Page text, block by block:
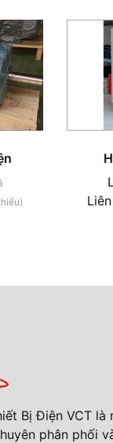
Bị Điện VCT
phân phối